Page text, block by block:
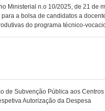
Ministerial n.o 10/2025, de 21 de
a bolsa de candidatos a
do programa técnico-
de Subvenção Pública aos
Autorização da Despesa